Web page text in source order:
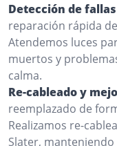
Detección de
reparación rápida
Atendemos luces
muertos y
calma.
Re-cableado y
reemplazado de
Realizamos re-
Slater,